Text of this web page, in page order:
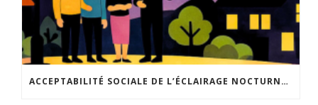
ACCEPTABILITÉ SOCIALE DE L’ÉCLAIRAGE NOCTURNE : LE REPLAY EST DISPONIBLE